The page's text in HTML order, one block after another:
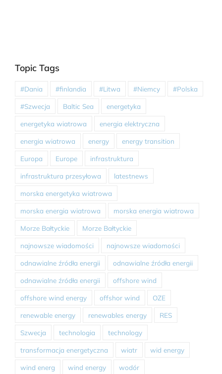
Topic Tags
#Dania #finlandia #Litwa #Niemcy #Polska
#Szwecja Baltic Sea energetyka
energetyka wiatrowa energia elektryczna
energia wiatrowa energy energy transition
Europa Europe infrastruktura
infrastruktura przesyłowa latestnews
morska energetyka wiatrowa
morska energia wiatrowa morska energia wiatrowa
Morze Bałtyckie Morze Bałtyckie
najnowsze wiadomości najnowsze wiadomości
odnawialne źródła energii odnawialne źródła energii
odnawialne źródła energii offshore wind
offshore wind energy offshor wind OZE
renewable energy renewables energy RES
Szwecja technologia technology
transformacja energetyczna wiatr wid energy
wind energ wind energy wodór